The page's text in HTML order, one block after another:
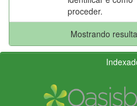
proceder.
Mostrando